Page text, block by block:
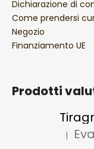
Dichiarazione di
Come prendersi
Negozio
Finanziamento UE
Prodotti
La
|